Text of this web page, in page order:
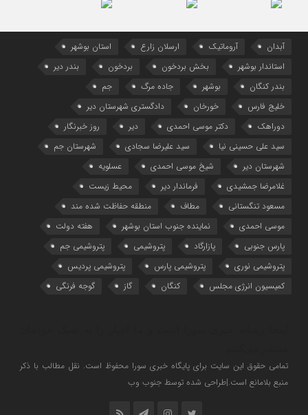
آبدان آروماتیک ارسلان زارع
استان بوشهر
استاندار بوشهر
بخش بردخون بردخون
بندر دیر
بندر کنگان
بوشهر جاده مرگ
جم
خلیج فارس
خورخان
دادگستری شهرستان دیر
دوراهک
دکتر موسی احمدی دیر
روز خبرنگار
سید علی حسینی نیا
سید علیرضا سجادی
شهرستان جم
شهرستان دیر
شیخ موسی احمدی
عسلویه
غلامرضا جمشیدی
فرماندار دیر
محیط زیست
مسعود تنگستانی
مطاف
منطقه حفاظت شده مند
موسی احمدی
نماینده جنوب استان بوشهر
هفته دولت
پارس جنوبی
پازارگاد پتروشیمی
پتروشیمی جم
پتروشیمی نوری
پتروشیمی پارس
پتروشیمی پردیس
کمیسیون انرژی مجلس
کنگان گاز گوجه فرنگی
تمامی حقوق این سایت برای پایگاه خبری سورا محفوظ است. نقل مطالب با ذکر
منبع بلامانع است.|طراحی شده توسط جنوب وب